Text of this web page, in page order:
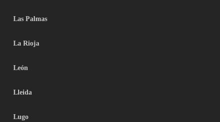
Las Palmas
La Rioja
León
Lleida
Lugo